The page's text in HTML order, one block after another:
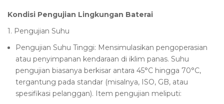
Kondisi Pengujian Lingkungan Baterai
1. Pengujian Suhu
Pengujian Suhu Tinggi: Mensimulasikan pengoperasian
atau penyimpanan kendaraan di iklim panas. Suhu
pengujian biasanya berkisar antara 45°C hingga 70°C,
tergantung pada standar (misalnya, ISO, GB, atau
spesifikasi pelanggan). Item pengujian meliputi: